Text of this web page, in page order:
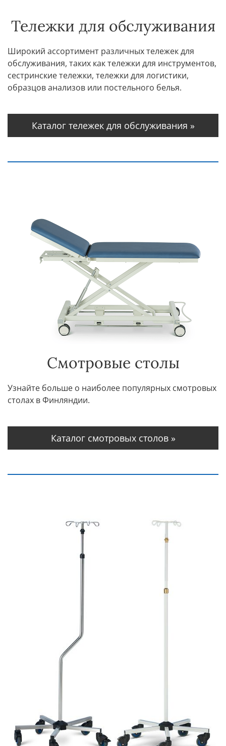
Тележки для обслуживания
Широкий ассортимент различных тележек для
обслуживания, таких как тележки для инструментов,
сестринские тележки, тележки для логистики,
образцов анализов или постельного белья.
Каталог тележек для обслуживания »
Смотровые столы
Узнайте больше о наиболее популярных смотровых
столах в Финляндии.
Каталог смотровых столов »